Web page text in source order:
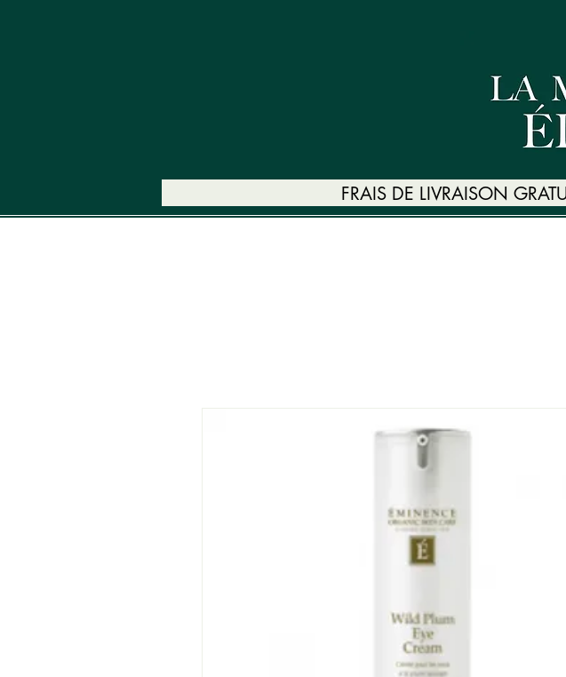
FRAIS DE LIVRAISON